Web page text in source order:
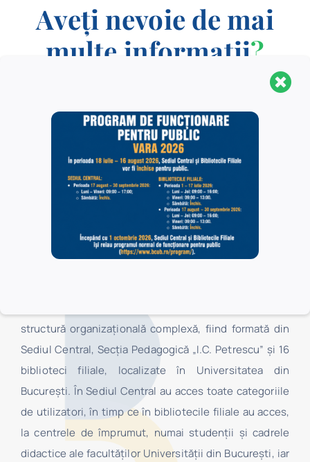
Aveți nevoie de mai
multe informații?
CONTACT
structură organizaţională complexă, fiind formată din
Sediul Central, Secţia Pedagogică „I.C. Petrescu” şi 16
biblioteci filiale, localizate în Universitatea din
Bucureşti. În Sediul Central au acces toate categoriile
de utilizatori, în timp ce în bibliotecile filiale au acces,
la centrele de împrumut, numai studenţii şi cadrele
didactice ale facultăților Universității din București, iar